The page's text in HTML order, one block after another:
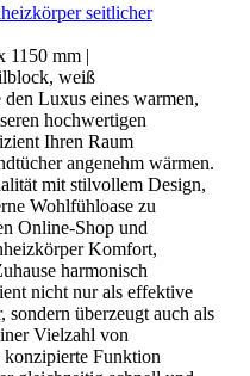
seitlicher
1150 mm |
weiß
Luxus eines warmen,
hochwertigen
Ihren Raum
angenehm wärmen.
mit stilvollem Design,
Wohlfühloase zu
Online-Shop und
Komfort,
harmonisch
nicht nur als effektive
überzeugt auch als
Vielzahl von
Funktion